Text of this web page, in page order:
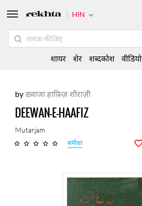
byख़्वाजा हाफ़िज़ शीराज़ी
DEEWAN-E-HAAFIZ
Mutarjam
समीक्षा
HIN
शायर शेर शब्दकोश वीडियो